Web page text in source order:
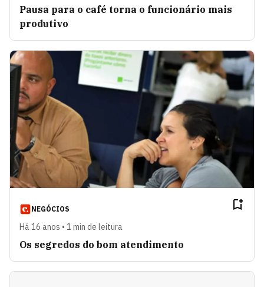
Pausa para o café torna o funcionário mais
produtivo
NEGÓCIOS
Há 16 anos • 1 min de leitura
Os segredos do bom atendimento